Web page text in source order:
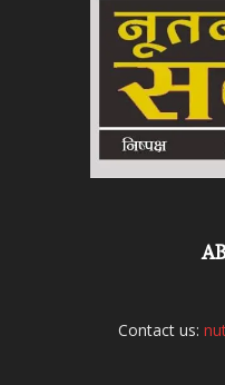
Contact us: